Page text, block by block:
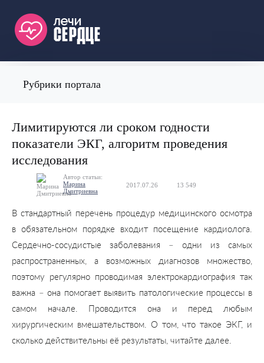
Рубрики портала
Лимитируются ли сроком годности
показатели ЭКГ, алгоритм проведения
исследования
Автор статьи:
Марина
Дмитриевна
2017.07.26 13 549
В стандартный перечень процедур медицинского осмотра
в обязательном порядке входит посещение кардиолога.
Сердечно-сосудистые заболевания – одни из самых
распространенных, а возможных диагнозов множество,
поэтому регулярно проводимая электрокардиография так
важна – она помогает выявить патологические процессы в
самом начале. Проводится она и перед любым
хирургическим вмешательством. О том, что такое ЭКГ, и
сколько действительны её результаты, читайте далее.